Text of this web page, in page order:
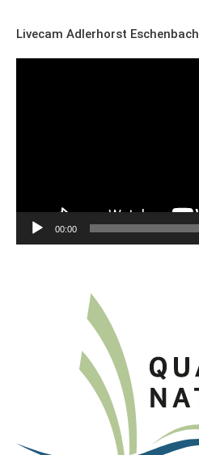
Livecam Adlerhorst Eschenbach
00:00